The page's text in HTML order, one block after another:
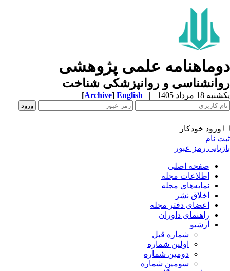
علمی پژوهشی
و روانپزشکی شناخت
18 مرداد 1405 |
English
[Archive]
ورود خودکار
نام
رمز عبور
صفحه اصلی
اطلاعات مجله
نمایه‌های مجله
اخلاق نشر
اعضای دفتر مجله
راهنمای داوران
آرشیو
شماره قبل
اولین شماره
دومین شماره
سومین شماره